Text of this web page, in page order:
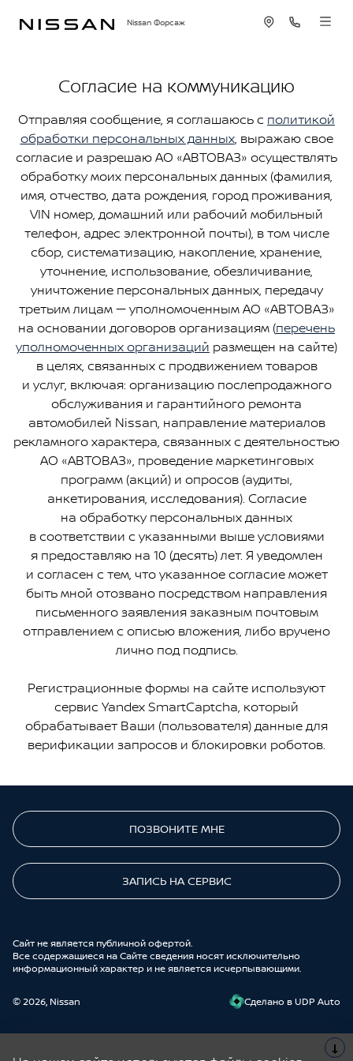
Nissan Форсаж
Согласие на коммуникацию
Отправляя сообщение, я соглашаюсь с политикой
обработки персональных данных, выражаю свое
согласие и разрешаю АО «АВТОВАЗ» осуществлять
обработку моих персональных данных (фамилия,
имя, отчество, дата рождения, город проживания,
VIN номер, домашний или рабочий мобильный
телефон, адрес электронной почты), в том числе
сбор, систематизацию, накопление, хранение,
уточнение, использование, обезличивание,
уничтожение персональных данных, передачу
третьим лицам — уполномоченным АО «АВТОВАЗ»
на основании договоров организациям (перечень
уполномоченных организаций размещен на сайте)
в целях, связанных с продвижением товаров
и услуг, включая: организацию послепродажного
обслуживания и гарантийного ремонта
автомобилей Nissan, направление материалов
рекламного характера, связанных с деятельностью
АО «АВТОВАЗ», проведение маркетинговых
программ (акций) и опросов (аудиты,
анкетирования, исследования). Согласие
на обработку персональных данных
в соответствии с указанными выше условиями
я предоставляю на 10 (десять) лет. Я уведомлен
и согласен с тем, что указанное согласие может
быть мной отозвано посредством направления
письменного заявления заказным почтовым
отправлением с описью вложения, либо вручено
лично под подпись.
Регистрационные формы на сайте используют
сервис Yandex SmartCaptcha, который
обрабатывает Ваши (пользователя) данные для
верификации запросов и блокировки роботов.
ПОЗВОНИТЕ МНЕ
ЗАПИСЬ НА СЕРВИС
Cайт не является публичной офертой.
Все содержащиеся на Сайте сведения носят исключительно
информационный характер и не является исчерпывающими.
© 2026, Nissan Cделано в UDP Auto